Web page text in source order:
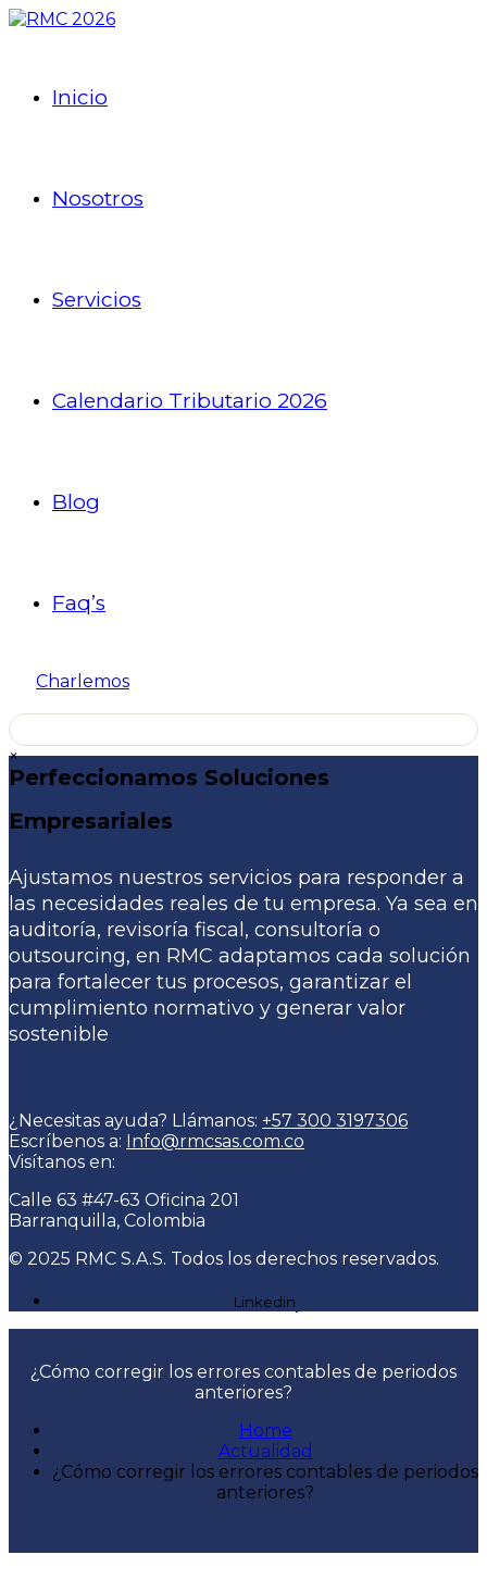
Inicio
Nosotros
Servicios
Calendario Tributario 2026
Blog
Faq’s
Charlemos
×
Perfeccionamos Soluciones
Empresariales
Ajustamos nuestros servicios para responder a
las necesidades reales de tu empresa. Ya sea en
auditoría, revisoría fiscal, consultoría o
outsourcing, en RMC adaptamos cada solución
para fortalecer tus procesos, garantizar el
cumplimiento normativo y generar valor
sostenible
¿Necesitas ayuda? Llámanos: +57 300 3197306
Escríbenos a: Info@rmcsas.com.co
Visítanos en:
Calle 63 #47-63 Oficina 201
Barranquilla, Colombia
© 2025 RMC S.A.S. Todos los derechos reservados.
Linkedin
¿Cómo corregir los errores contables de periodos
anteriores?
Home
Actualidad
¿Cómo corregir los errores contables de periodos
anteriores?